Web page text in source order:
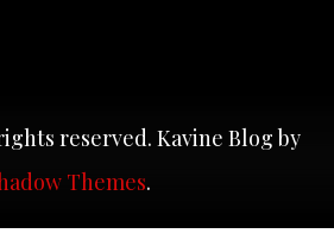
reserved. Kavine Blog by
Themes.